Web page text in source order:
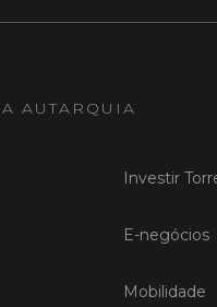
AUTARQUIA
Investir
E-negócios
Mobilidade